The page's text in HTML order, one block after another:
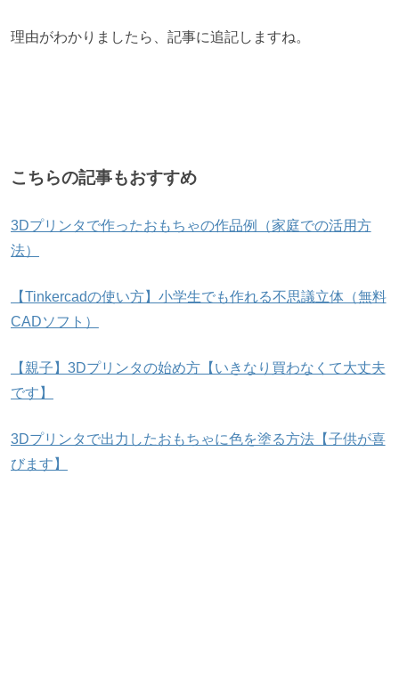
理由がわかりましたら、記事に追記しますね。
こちらの記事もおすすめ
3Dプリンタで作ったおもちゃの作品例（家庭での活用方
法）
【Tinkercadの使い方】小学生でも作れる不思議立体（無料
CADソフト）
【親子】3Dプリンタの始め方【いきなり買わなくて大丈夫
です】
3Dプリンタで出力したおもちゃに色を塗る方法【子供が喜
びます】